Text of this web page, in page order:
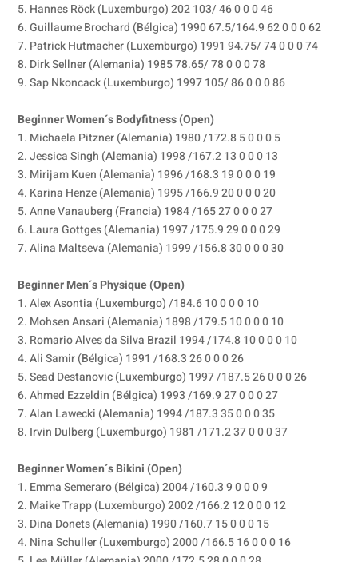
5. Hannes Röck (Luxemburgo) 202 103/ 46 0 0 0 46
6. Guillaume Brochard (Bélgica) 1990 67.5/164.9 62 0 0 0 62
7. Patrick Hutmacher (Luxemburgo) 1991 94.75/ 74 0 0 0 74
8. Dirk Sellner (Alemania) 1985 78.65/ 78 0 0 0 78
9. Sap Nkoncack (Luxemburgo) 1997 105/ 86 0 0 0 86
Beginner Women´s Bodyfitness (Open)
1. Michaela Pitzner (Alemania) 1980 /172.8 5 0 0 0 5
2. Jessica Singh (Alemania) 1998 /167.2 13 0 0 0 13
3. Mirijam Kuen (Alemania) 1996 /168.3 19 0 0 0 19
4. Karina Henze (Alemania) 1995 /166.9 20 0 0 0 20
5. Anne Vanauberg (Francia) 1984 /165 27 0 0 0 27
6. Laura Gottges (Alemania) 1997 /175.9 29 0 0 0 29
7. Alina Maltseva (Alemania) 1999 /156.8 30 0 0 0 30
Beginner Men´s Physique (Open)
1. Alex Asontia (Luxemburgo) /184.6 10 0 0 0 10
2. Mohsen Ansari (Alemania) 1898 /179.5 10 0 0 0 10
3. Romario Alves da Silva Brazil 1994 /174.8 10 0 0 0 10
4. Ali Samir (Bélgica) 1991 /168.3 26 0 0 0 26
5. Sead Destanovic (Luxemburgo) 1997 /187.5 26 0 0 0 26
6. Ahmed Ezzeldin (Bélgica) 1993 /169.9 27 0 0 0 27
7. Alan Lawecki (Alemania) 1994 /187.3 35 0 0 0 35
8. Irvin Dulberg (Luxemburgo) 1981 /171.2 37 0 0 0 37
Beginner Women´s Bikini (Open)
1. Emma Semeraro (Bélgica) 2004 /160.3 9 0 0 0 9
2. Maike Trapp (Luxemburgo) 2002 /166.2 12 0 0 0 12
3. Dina Donets (Alemania) 1990 /160.7 15 0 0 0 15
4. Nina Schuller (Luxemburgo) 2000 /166.5 16 0 0 0 16